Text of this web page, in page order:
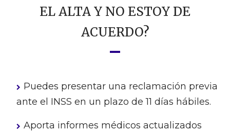
EL ALTA Y NO ESTOY DE
ACUERDO?
Puedes presentar una reclamación previa
ante el INSS en un plazo de 11 días hábiles.
Aporta informes médicos actualizados